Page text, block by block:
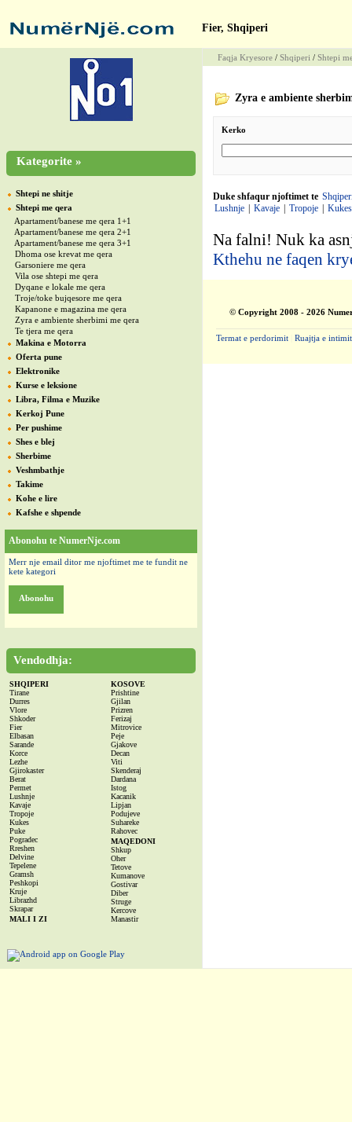
Fier, Shqiperi
Kategorite »
Shtepi ne shitje
Shtepi me qera
Apartament/banese me qera 1+1
Apartament/banese me qera 2+1
Apartament/banese me qera 3+1
Dhoma ose krevat me qera
Garsoniere me qera
Vila ose shtepi me qera
Dyqane e lokale me qera
Troje/toke bujqesore me qera
Kapanone e magazina me qera
Zyra e ambiente sherbimi me qera
Te tjera me qera
Makina e Motorra
Oferta pune
Elektronike
Kurse e leksione
Libra, Filma e Muzike
Kerkoj Pune
Per pushime
Shes e blej
Sherbime
Veshmbathje
Takime
Kohe e lire
Kafshe e shpende
Abonohu te NumerNje.com
Merr nje email ditor me njoftimet me te fundit ne
kete kategori
Abonohu
Vendodhja:
SHQIPERI
Tirane
Durres
Vlore
Shkoder
Fier
Elbasan
Sarande
Korce
Lezhe
Gjirokaster
Berat
Permet
Lushnje
Kavaje
Tropoje
Kukes
Puke
Pogradec
Rreshen
Delvine
Tepelene
Gramsh
Peshkopi
Kruje
Librazhd
Skrapar
MALI I ZI
KOSOVE
Prishtine
Gjilan
Prizren
Ferizaj
Mitrovice
Peje
Gjakove
Decan
Viti
Skenderaj
Dardana
Istog
Kacanik
Lipjan
Podujeve
Suhareke
Rahovec
MAQEDONI
Shkup
Oher
Tetove
Kumanove
Gostivar
Diber
Struge
Kercove
Manastir
Faqja Kryesore / Shqiperi / Shtepi
Zyra e ambiente
Kerko
Duke shfaqur njoftimet te
Lushnje
Kavaje Tropoje Kukes
Na falni! Nuk ka
Kthehu ne faqen
© Copyright 2008 - 2026
Termat e perdorimit Ruajtja e